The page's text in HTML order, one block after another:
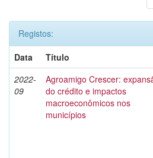
Registos:
Data
Título
2022-
09
Agroamigo Crescer:
do crédito e impactos
macroeconômicos nos
municípios